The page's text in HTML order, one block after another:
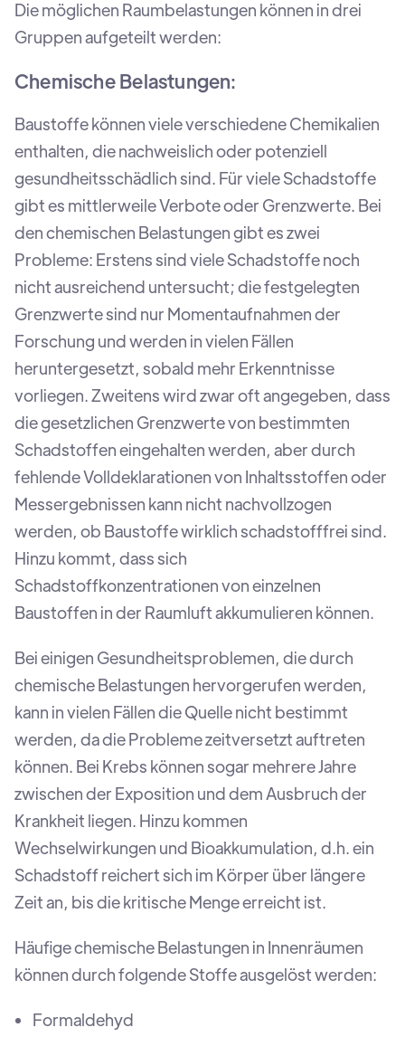
Die möglichen Raumbelastungen können in drei
Gruppen aufgeteilt werden:
Chemische Belastungen:
Baustoffe können viele verschiedene Chemikalien
enthalten, die nachweislich oder potenziell
gesundheitsschädlich sind. Für viele Schadstoffe
gibt es mittlerweile Verbote oder Grenzwerte. Bei
den chemischen Belastungen gibt es zwei
Probleme: Erstens sind viele Schadstoffe noch
nicht ausreichend untersucht; die festgelegten
Grenzwerte sind nur Momentaufnahmen der
Forschung und werden in vielen Fällen
heruntergesetzt, sobald mehr Erkenntnisse
vorliegen. Zweitens wird zwar oft angegeben, dass
die gesetzlichen Grenzwerte von bestimmten
Schadstoffen eingehalten werden, aber durch
fehlende Volldeklarationen von Inhaltsstoffen oder
Messergebnissen kann nicht nachvollzogen
werden, ob Baustoffe wirklich schadstofffrei sind.
Hinzu kommt, dass sich
Schadstoffkonzentrationen von einzelnen
Baustoffen in der Raumluft akkumulieren können.
Bei einigen Gesundheitsproblemen, die durch
chemische Belastungen hervorgerufen werden,
kann in vielen Fällen die Quelle nicht bestimmt
werden, da die Probleme zeitversetzt auftreten
können. Bei Krebs können sogar mehrere Jahre
zwischen der Exposition und dem Ausbruch der
Krankheit liegen. Hinzu kommen
Wechselwirkungen und Bioakkumulation, d.h. ein
Schadstoff reichert sich im Körper über längere
Zeit an, bis die kritische Menge erreicht ist.
Häufige chemische Belastungen in Innenräumen
können durch folgende Stoffe ausgelöst werden:
Formaldehyd